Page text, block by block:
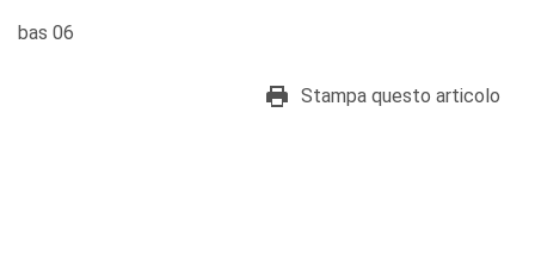
bas 06
Stampa questo articolo